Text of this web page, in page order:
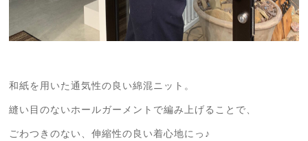
和紙を用いた通気性の良い綿混ニット。
縫い目のないホールガーメントで編み上げることで、
ごわつきのない、伸縮性の良い着心地にっ♪